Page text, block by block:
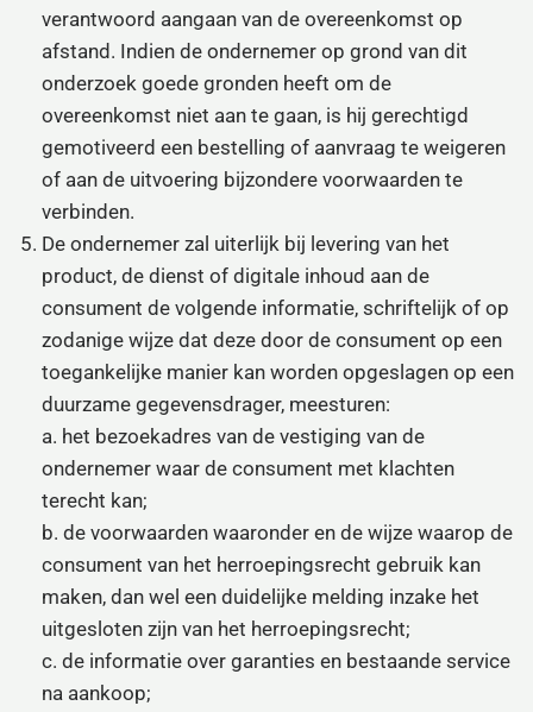
verantwoord aangaan van de overeenkomst op
afstand. Indien de ondernemer op grond van dit
onderzoek goede gronden heeft om de
overeenkomst niet aan te gaan, is hij gerechtigd
gemotiveerd een bestelling of aanvraag te weigeren
of aan de uitvoering bijzondere voorwaarden te
verbinden.
De ondernemer zal uiterlijk bij levering van het
product, de dienst of digitale inhoud aan de
consument de volgende informatie, schriftelijk of op
zodanige wijze dat deze door de consument op een
toegankelijke manier kan worden opgeslagen op een
duurzame gegevensdrager, meesturen:
a. het bezoekadres van de vestiging van de
ondernemer waar de consument met klachten
terecht kan;
b. de voorwaarden waaronder en de wijze waarop de
consument van het herroepingsrecht gebruik kan
maken, dan wel een duidelijke melding inzake het
uitgesloten zijn van het herroepingsrecht;
c. de informatie over garanties en bestaande service
na aankoop;